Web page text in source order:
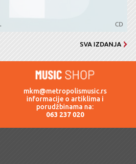
CD
SVA IZDANJA
mkm@metropolismusic.rs
informacije o artiklima i
porudžbinama na:
063 237 020